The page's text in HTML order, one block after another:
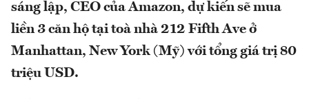
sáng lập, CEO của Amazon, dự kiến sẽ mua
liền 3 căn hộ tại toà nhà 212 Fifth Ave ở
Manhattan, New York (Mỹ) với tổng giá trị 80
triệu USD.